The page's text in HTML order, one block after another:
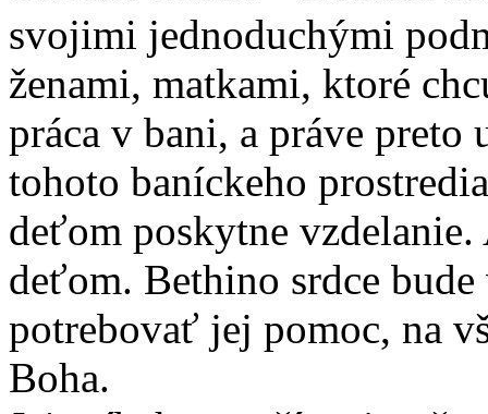
svojimi jednoduchými
ženami, matkami, ktoré
práca v bani, a práve
tohoto baníckeho
deťom poskytne
deťom. Bethino srdce
potrebovať jej pomoc, na
Boha.